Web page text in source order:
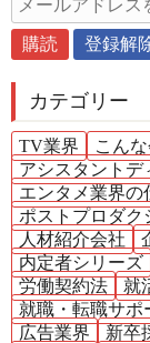
カテゴリー
TV業界 こん
アシスタントデ
エンタメ業界の
ポストプロダク
人材紹介会社
内定者シリーズ
労働契約法
就
就職・転職サポ
広告業界
新卒